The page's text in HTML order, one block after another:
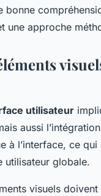
bonne
une approche
utilisateur
aussi
à l’interface, ce
utilisateur globale.
visuels